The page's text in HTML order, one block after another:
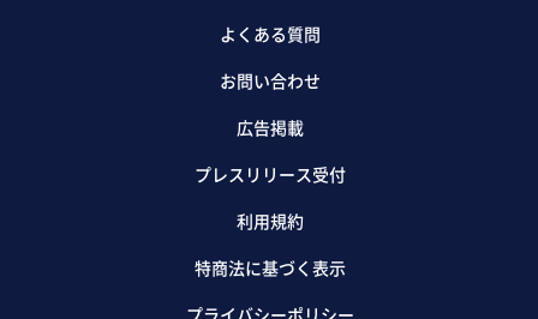
よくある質問
お問い合わせ
広告掲載
プレスリリース受付
利用規約
特商法に基づく表示
プライバシーポリシー